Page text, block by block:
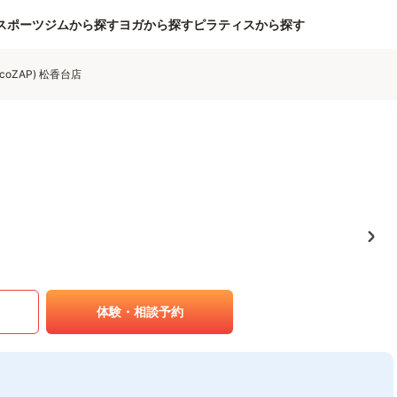
ポーツジムから探すヨガから探すピラティスから探す
松香台店
体験・相談予約